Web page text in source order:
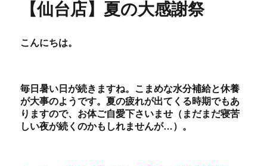
【仙台店】夏の大感謝祭
こんにちは。
毎日暑い日が続きますね。こまめな水分補給と休養
が大事のようです。夏の疲れが出てくる時期でもあ
りますので、お体ご自愛下さいませ（まだまだ寝苦
しい夜が続くのかもしれませんが…）。